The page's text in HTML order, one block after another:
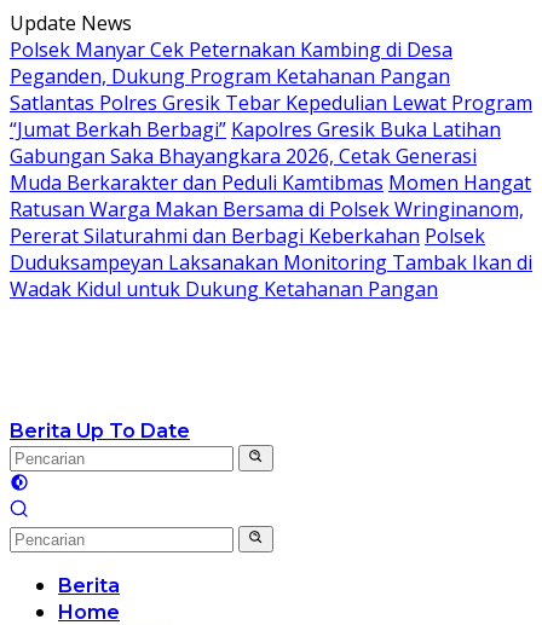
Langsung
ke
konten
Update News
Polsek Manyar Cek Peternakan Kambing di Desa
Peganden, Dukung Program Ketahanan Pangan
Satlantas Polres Gresik Tebar Kepedulian Lewat Program
“Jumat Berkah Berbagi” Kapolres Gresik Buka Latihan
Gabungan Saka Bhayangkara 2026, Cetak Generasi
Muda Berkarakter dan Peduli Kamtibmas Momen Hangat
Ratusan Warga Makan Bersama di Polsek Wringinanom,
Pererat Silaturahmi dan Berbagi Keberkahan Polsek
Duduksampeyan Laksanakan Monitoring Tambak Ikan di
Wadak Kidul untuk Dukung Ketahanan Pangan
Berita Up To Date
Berita
Home